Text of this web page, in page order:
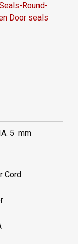
Round-
Door seals
5 mm
Cord